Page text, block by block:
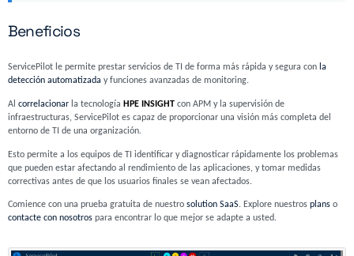
Beneficios
ServicePilot le permite prestar servicios de TI de forma más rápida y segura con la
detección automatizada y funciones avanzadas de monitoring.
Al correlacionarla tecnología HPE INSIGHTcon APM y la supervisión de
infraestructuras, ServicePilot es capaz de proporcionar una visión más completa del
entorno de TI de una organización.
Esto permite a los equipos de TI identificar y diagnosticar rápidamente los problemas
que pueden estar afectando al rendimiento de las aplicaciones, y tomar medidas
correctivas antes de que los usuarios finales se vean afectados.
Comience con una prueba gratuita de nuestro solution SaaS. Explore nuestros planso
contacte con nosotrospara encontrar lo que mejor se adapte a usted.